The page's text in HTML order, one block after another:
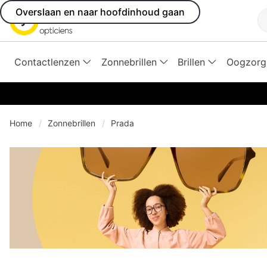
Overslaan en naar hoofdinhoud gaan
Contactlenzen Zonnebrillen Brillen Oogzorg
Home Zonnebrillen Prada